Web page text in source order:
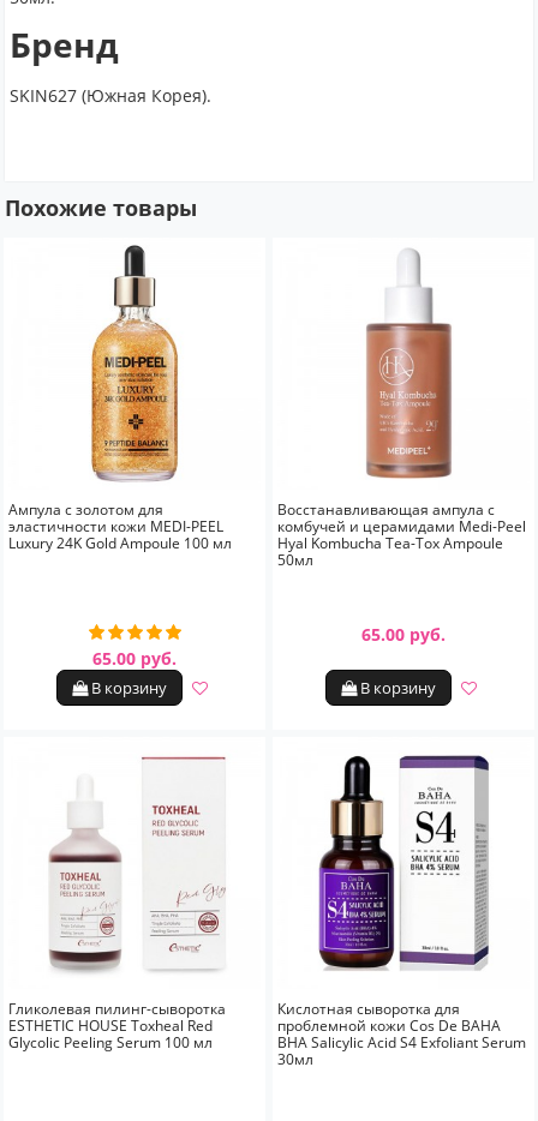
Бренд
SKIN627 (Южная Корея).
Похожие товары
Ампула с золотом для
эластичности кожи MEDI-PEEL
Luxury 24K Gold Ampoule 100 мл
65.00 руб.
В корзину
Восстанавливающая ампула с
комбучей и церамидами Medi-Peel
Hyal Kombucha Tea-Tox Ampoule
50мл
65.00 руб.
В корзину
Гликолевая пилинг-сыворотка
ESTHETIC HOUSE Toxheal Red
Glycolic Peeling Serum 100 мл
Кислотная сыворотка для
проблемной кожи Cos De BAHA
BHA Salicylic Acid S4 Exfoliant Serum
30мл